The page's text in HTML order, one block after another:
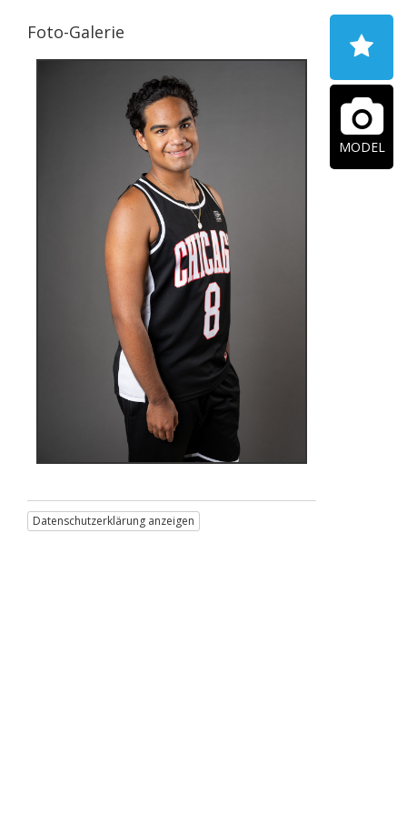
Foto-Galerie
Datenschutzerklärung anzeigen
MODEL